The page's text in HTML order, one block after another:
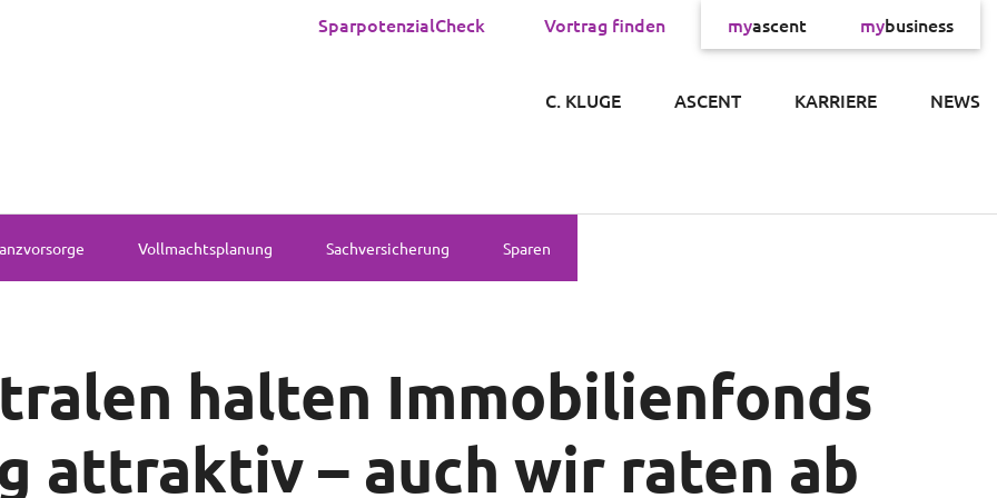
SparpotenzialCheck Vortrag finden myascent mybusiness
C. KLUGE ASCENT KARRIERE NEWS
×
Vollmachtsplanung Sachversicherung Sparen
halten Immobilienfonds
attraktiv – auch wir raten ab